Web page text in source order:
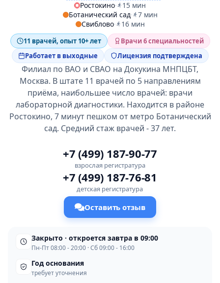
Ростокино·
15 мин
Ботанический сад·
7 мин
Свиблово· 16 мин
11 врачей, опыт 10+ лет
Врачи 6 специальностей
Работает в выходные
Лицензия подтверждена
Филиал по ВАО и СВАО на Докукина МНПЦБТ,
Москва. В штате 11 врачей по 5 направлениям
приёма, наибольшее число врачей: врачи
лабораторной диагностики. Находится в районе
Ростокино, 7 минут пешком от метро Ботанический
сад. Средний стаж врачей - 37 лет.
+7 (499) 187-90-77
взрослая регистратура
+7 (499) 187-76-81
детская регистратура
Оставить отзыв
Закрыто · откроется завтра в 09:00
Пн-Пт 08:00 - 20:00 · Сб 09:00 - 16:00
Год основания
требует уточнения